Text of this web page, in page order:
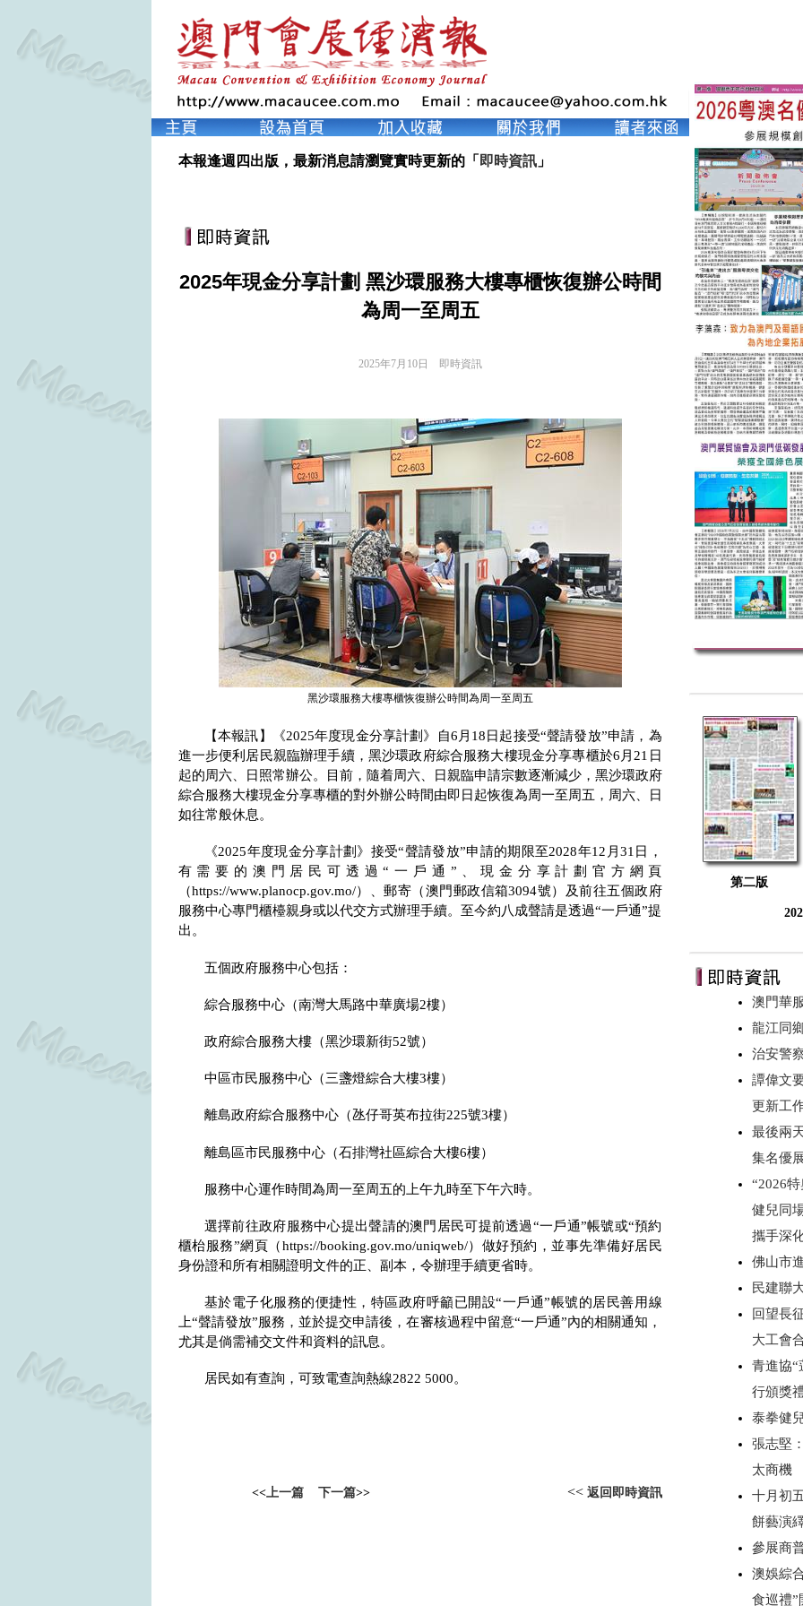
本報逢週四出版，最新消息請瀏覽實時更新的「 即時資訊」
2025年現金分享計劃 黑沙環服務大樓專櫃恢復辦公時間
為周一至周五
2025年7月10日 即時資訊
黑沙環服務大樓專櫃恢復辦公時間為周一至周五
【本報訊】《2025年度現金分享計劃》自6 月 18 日起接受“聲請發放”申請，為
進一步便利居民親臨辦理手續，黑沙環政府綜合服務大樓現金分享專櫃於6 月 21 日
起的周六、日照常辦公。目前，隨着周六、日親臨申請宗數逐漸減少，黑沙環政府
綜合服務大樓現金分享專櫃的對外辦公時間由即日起恢復為周一至周五，周六、日
如往常般休息。
《2025年度現金分享計劃》接受“聲請發放”申請的期限至2028年12 月 31 日，
有需要的澳門居民可透過“一戶通”、現金分享計劃官方網頁
（https://www.planocp.gov.mo/）、郵寄（澳門郵政信箱3094號）及前往五個政府
服務中心專門櫃檯親身或以代交方式辦理手續。至今約八成聲請是透過“一戶通”提
出。
五個政府服務中心包括：
綜合服務中心（南灣大馬路中華廣場2樓）
政府綜合服務大樓（黑沙環新街52號）
中區市民服務中心（三盞燈綜合大樓3樓）
離島政府綜合服務中心（氹仔哥英布拉街225號3樓）
離島區市民服務中心（石排灣社區綜合大樓6樓）
服務中心運作時間為周一至周五的上午九時至下午六時。
選擇前往政府服務中心提出聲請的澳門居民可提前透過“一戶通”帳號或“預約
櫃枱服務”網頁（https://booking.gov.mo/uniqweb/）做好預約，並事先準備好居民
身份證和所有相關證明文件的正、副本，令辦理手續更省時。
基於電子化服務的便捷性，特區政府呼籲已開設“一戶通”帳號的居民善用線
上“聲請發放”服務，並於提交申請後，在審核過程中留意“一戶通”內的相關通知，
尤其是倘需補交文件和資料的訊息。
居民如有查詢，可致電查詢熱線2822 5000。
<<上一篇 下一篇>> << 返回即時資訊
第二版
澳門華
龍江同
治安警
譚偉文
更新工
最後兩
集名優
“2026
健兒同
攜手深
佛山市
民建聯
回望長
大工會
青進協“
行頒獎
泰拳健
張志堅
太商機
十月初
餅藝演
參展商
澳娛綜
食巡禮